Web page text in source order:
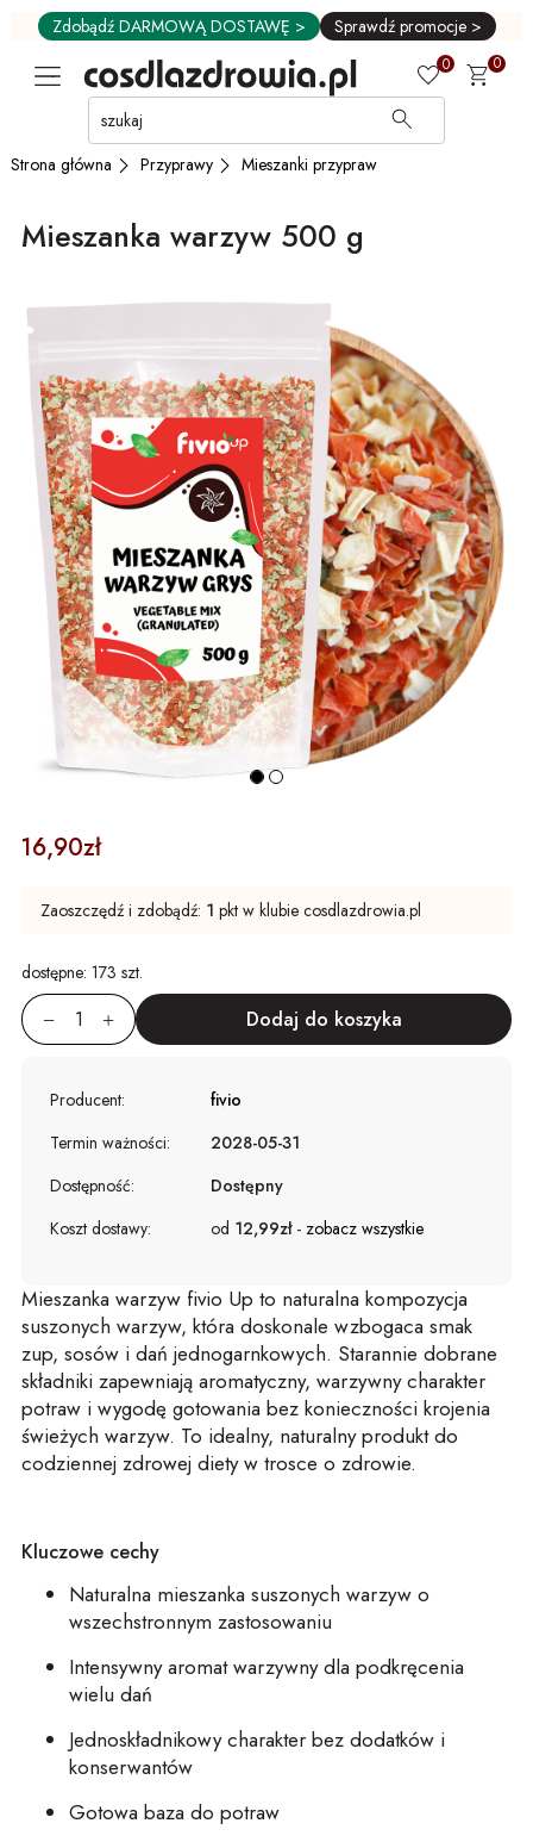
Przejdź
GŁÓWNEJ
ZAWARTOŚCI
MENU
UŻYTKOWNIKA
Zdobądź DARMOWĄ DOSTAWĘ > Sprawdź promocje >
0 0
Strona główna Przyprawy Mieszanki przypraw
Mieszanka warzyw 500 g
16,90zł
Zaoszczędź i zdobądź: 1 pkt w klubie cosdlazdrowia.pl
dostępne: 173 szt.
Producent:
fivio
Termin ważności:
2028-05-31
Dostępność:
Dostępny
Koszt dostawy:
od 12,99zł - zobacz wszystkie
Mieszanka warzyw fivio Up to naturalna kompozycja
suszonych warzyw, która doskonale wzbogaca smak
zup, sosów i dań jednogarnkowych. Starannie dobrane
składniki zapewniają aromatyczny, warzywny charakter
potraw i wygodę gotowania bez konieczności krojenia
świeżych warzyw. To idealny, naturalny produkt do
codziennej zdrowej diety w trosce o zdrowie.
Kluczowe cechy
Naturalna mieszanka suszonych warzyw o
wszechstronnym zastosowaniu
Intensywny aromat warzywny dla podkręcenia
wielu dań
Jednoskładnikowy charakter bez dodatków i
konserwantów
Gotowa baza do potraw